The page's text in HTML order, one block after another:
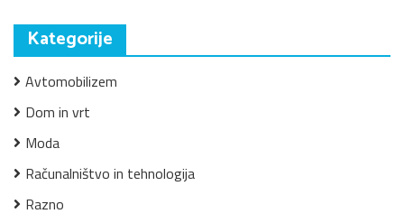
Kategorije
Avtomobilizem
Dom in vrt
Moda
Računalništvo in tehnologija
Razno